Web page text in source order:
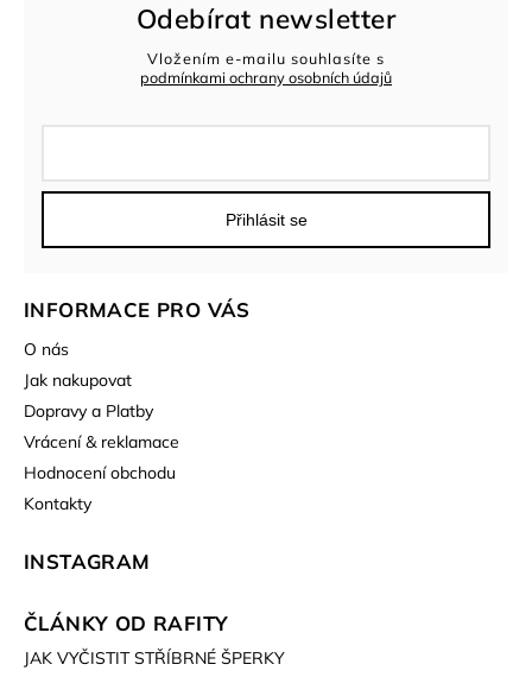
INFORMACE PRO VÁS
O nás
Jak nakupovat
Dopravy a Platby
Vrácení & reklamace
Hodnocení obchodu
Kontakty
Odebírat newsletter
Vložením e-mailu souhlasíte s
podmínkami ochrany osobních údajů
Přihlásit se
INSTAGRAM
ČLÁNKY OD RAFITY
JAK VYČISTIT STŘÍBRNÉ ŠPERKY